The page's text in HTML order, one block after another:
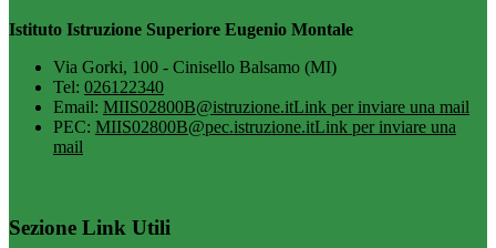
Istituto Istruzione Superiore Eugenio Montale
Via Gorki, 100 - Cinisello Balsamo (MI)
Tel: 026122340
Email: MIIS02800B@istruzione.itLink per inviare una mail
PEC: MIIS02800B@pec.istruzione.itLink per inviare una
mail
Sezione Link Utili